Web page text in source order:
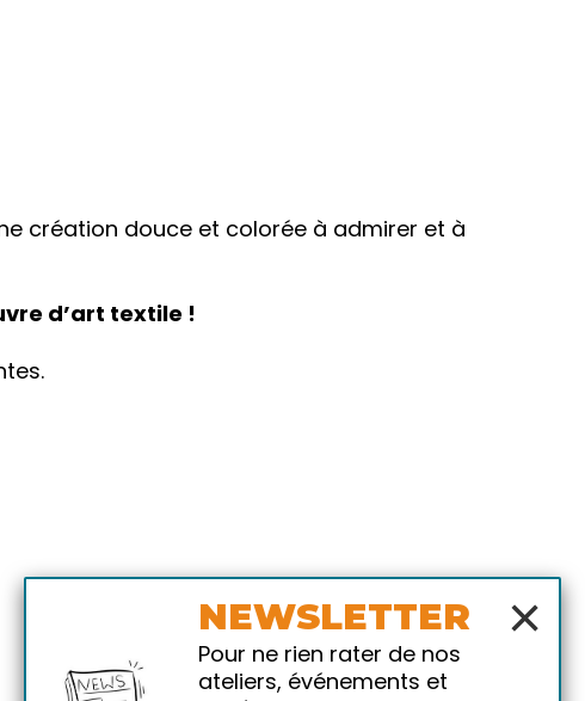
création douce et colorée à admirer et à
d’art textile !
×
NEWSLETTER
Pour ne rien rater de nos
ateliers, événements et